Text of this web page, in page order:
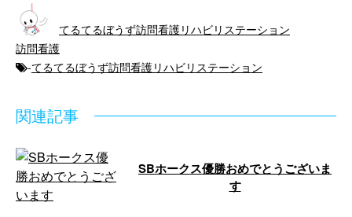
てるてるぼうず訪問看護リハビリステーション
訪問看護
-てるてるぼうず訪問看護リハビリステーション
関連記事
SBホークス優勝おめでとうございま
す